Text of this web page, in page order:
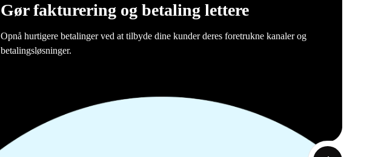
Gør fakturering og betaling lettere
Opnå hurtigere betalinger ved at tilbyde dine kunder deres foretrukne kanaler og
betalingsløsninger.